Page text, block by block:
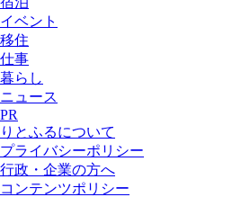
イベント
移住
仕事
暮らし
ニュース
PR
りとふるについて
プライバシーポリシー
行政・企業の方へ
コンテンツポリシー